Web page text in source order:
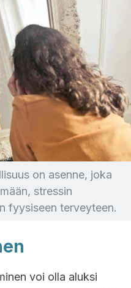
on asenne, joka
stressin
fyysiseen terveyteen.
voi olla aluksi